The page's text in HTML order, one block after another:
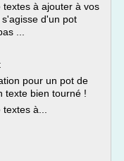
à ajouter à vos
d'un pot
...
pour un pot de
texte bien tourné !
à...